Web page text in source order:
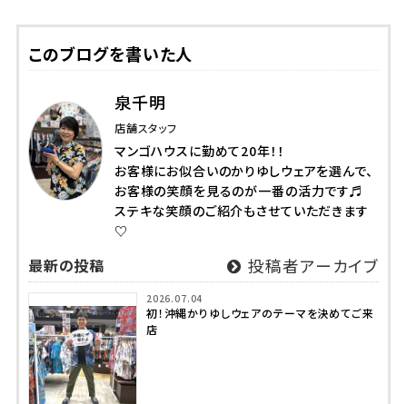
このブログを書いた人
泉千明
店舗スタッフ
マンゴハウスに勤めて20年！！
お客様にお似合いのかりゆしウェアを選んで、
お客様の笑顔を見るのが一番の活力です♬
ステキな笑顔のご紹介もさせていただきます
♡
最新の投稿 投稿者アーカイブ
2026.07.04
初！沖縄かりゆしウェアのテーマを決めてご来
店